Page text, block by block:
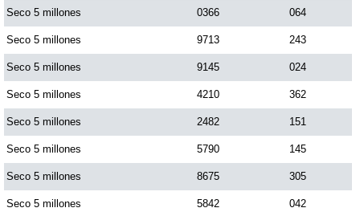
Seco 5 millones 0366 064
Seco 5 millones 9713 243
Seco 5 millones 9145 024
Seco 5 millones 4210 362
Seco 5 millones 2482 151
Seco 5 millones 5790 145
Seco 5 millones 8675 305
Seco 5 millones 5842 042